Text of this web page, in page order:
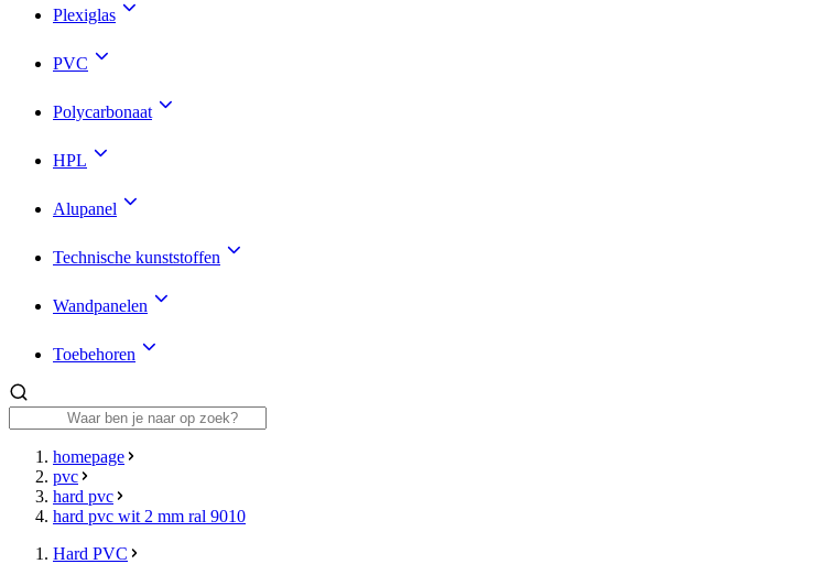
Plexiglas
PVC
Polycarbonaat
HPL
Alupanel
Technische kunststoffen
Wandpanelen
Toebehoren
homepage
pvc
hard pvc
hard pvc wit 2 mm ral 9010
Hard PVC